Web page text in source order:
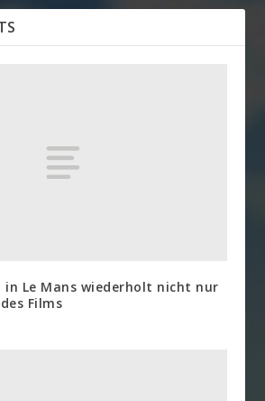
in Le Mans wiederholt nicht nur
Films